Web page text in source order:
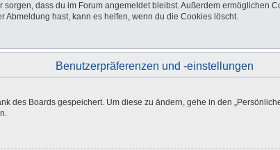
dass du im Forum angemeldet bleibst. Außerdem ermöglichen
hast, kann es helfen, wenn du die Cookies löscht.
Benutzerpräferenzen und -einstellungen
des Boards gespeichert. Um diese zu ändern, gehe in den